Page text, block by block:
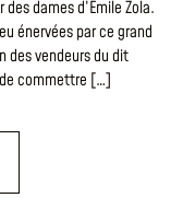
dames d’Émile Zola.
énervées par ce grand
des vendeurs du dit
commettre […]